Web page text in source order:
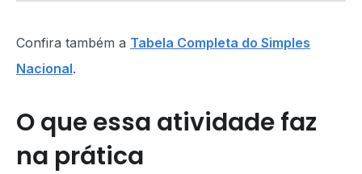
Confira também a Tabela Completa do Simples
Nacional.
O que essa atividade faz
na prática